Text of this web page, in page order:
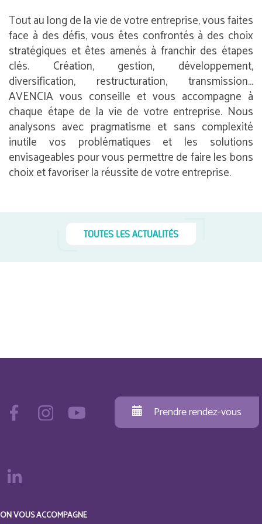
Tout au long de la vie de votre entreprise, vous faites
face à des défis, vous êtes confrontés à des choix
stratégiques et êtes amenés à franchir des étapes
clés. Création, gestion, développement,
diversification, restructuration, transmission…
AVENCIA vous conseille et vous accompagne à
chaque étape de la vie de votre entreprise. Nous
analysons avec pragmatisme et sans complexité
inutile vos problématiques et les solutions
envisageables pour vous permettre de faire les bons
choix et favoriser la réussite de votre entreprise.
TOUTES LES ACTUALITÉS
Prendre rendez-vous
ON VOUS ACCOMPAGNE